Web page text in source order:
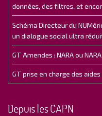
données, des filtres, et
Schéma Directeur du
un dialogue social ultra
GT Amendes : NARA ou
GT prise en charge des aides
Depuis les CAPN